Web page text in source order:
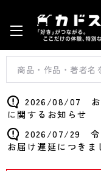
2026/08/07 お
に関するお知らせ
2026/07/29 令
お届け遅延につきま